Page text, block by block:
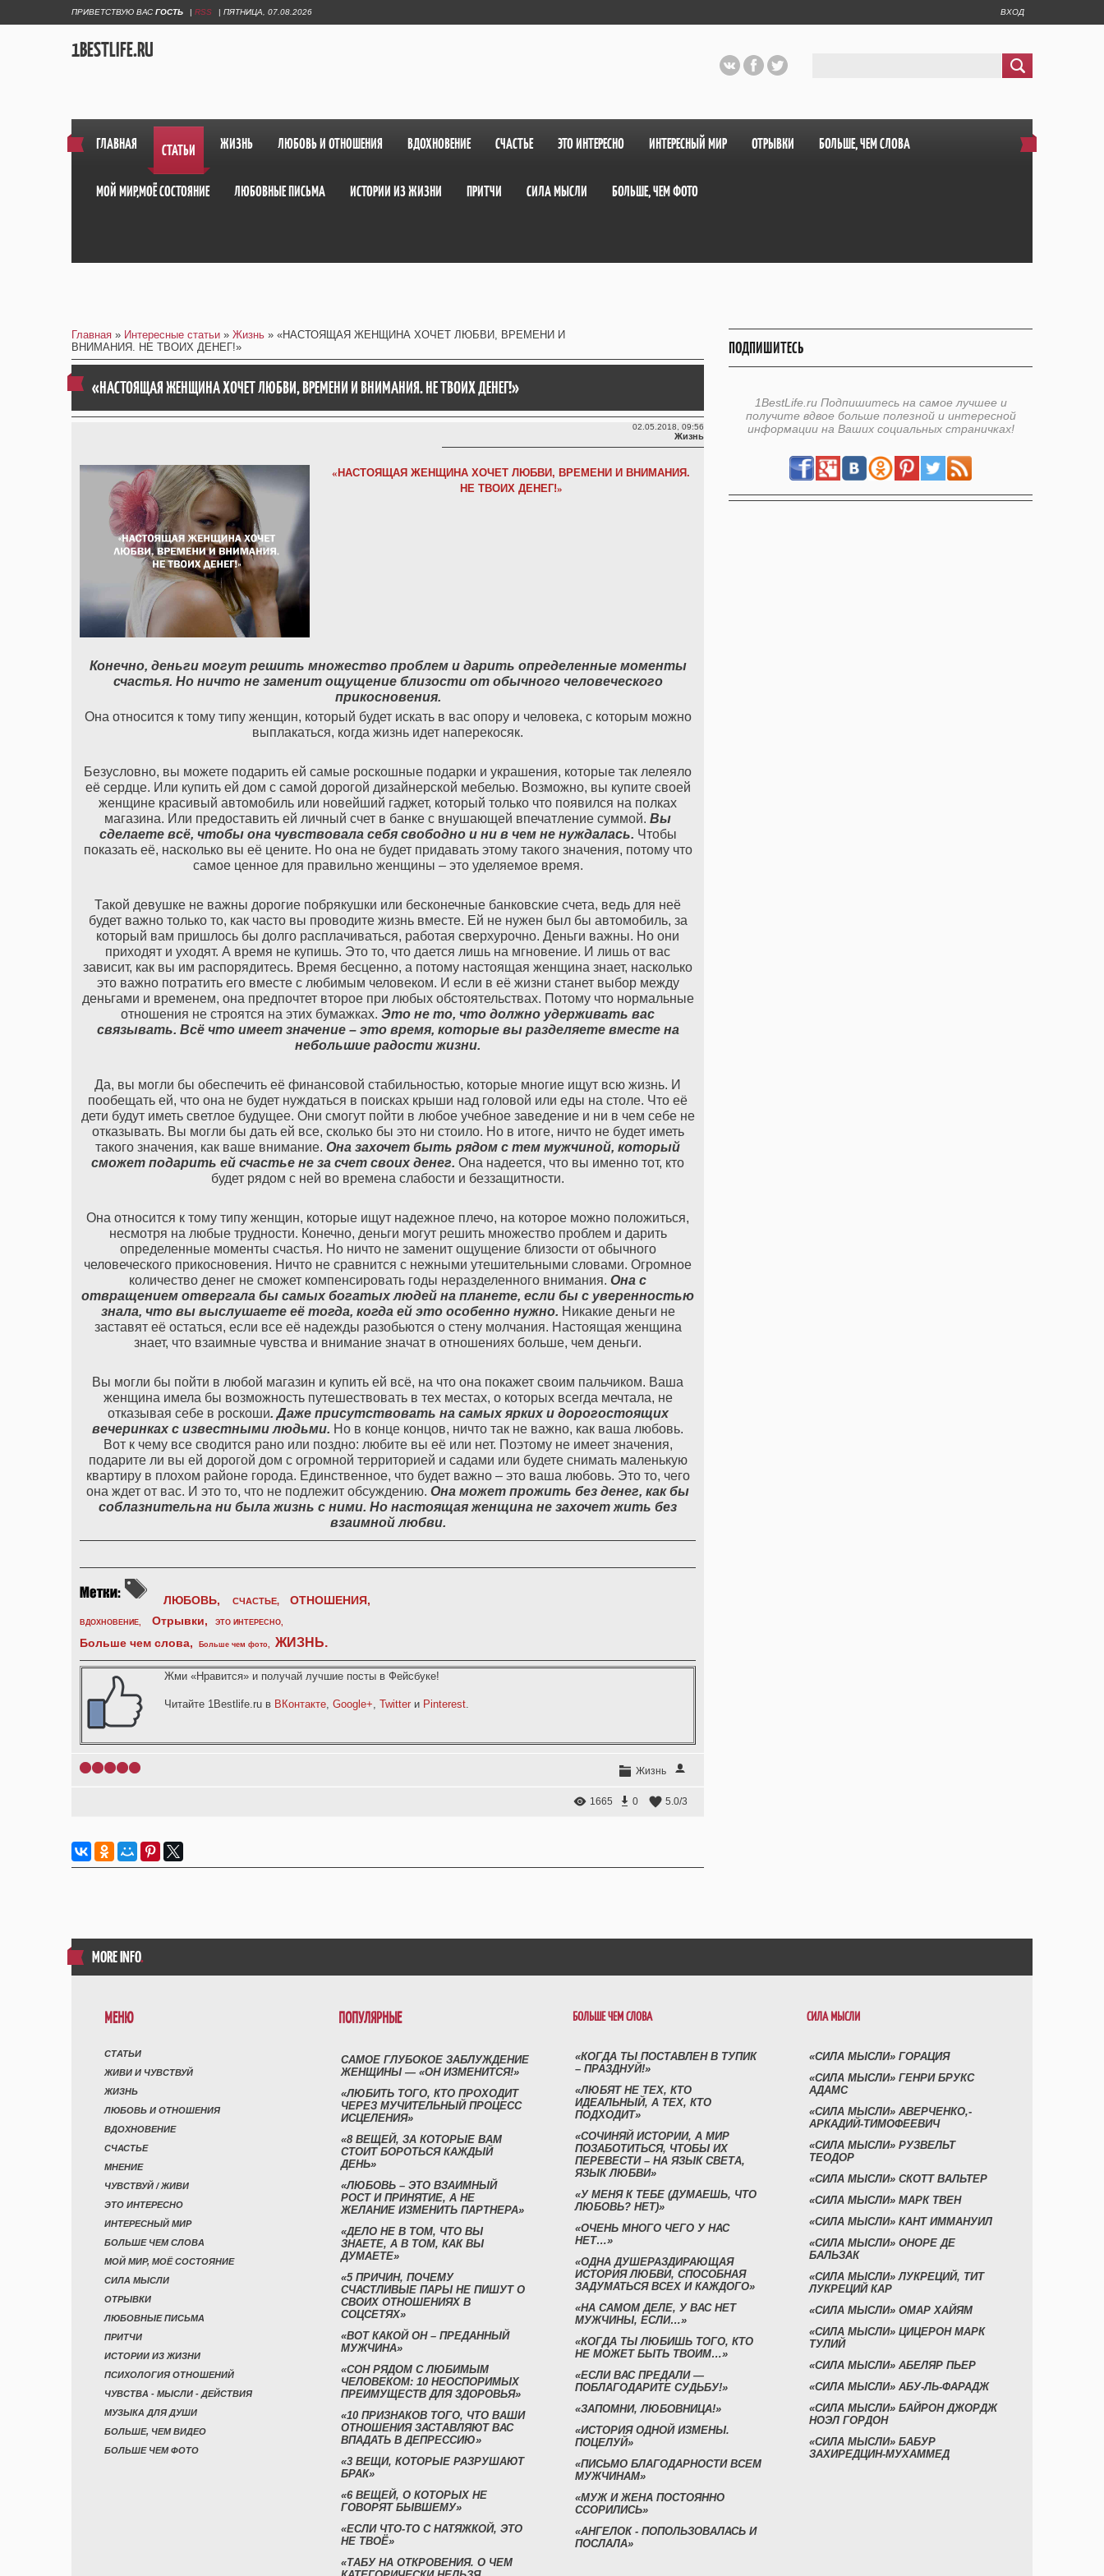
ПРИВЕТСТВУЮ ВАС ГОСТЬ | RSS | ПЯТНИЦА, 07.08.2026 ВХОД
1BESTLIFE.RU
ГЛАВНАЯ СТАТЬИ ЖИЗНЬ ЛЮБОВЬ И ОТНОШЕНИЯ ВДОХНОВЕНИЕ СЧАСТЬЕ ЭТО ИНТЕРЕСНО ИНТЕРЕСНЫЙ МИР ОТРЫВКИ БОЛЬШЕ, ЧЕМ СЛОВА
МОЙ МИР,МОЁ СОСТОЯНИЕ ЛЮБОВНЫЕ ПИСЬМА ИСТОРИИ ИЗ ЖИЗНИ ПРИТЧИ СИЛА МЫСЛИ БОЛЬШЕ, ЧЕМ ФОТО
Главная » Интересные статьи » Жизнь » «НАСТОЯЩАЯ ЖЕНЩИНА ХОЧЕТ ЛЮБВИ, ВРЕМЕНИ И
ВНИМАНИЯ. НЕ ТВОИХ ДЕНЕГ!»
«НАСТОЯЩАЯ ЖЕНЩИНА ХОЧЕТ ЛЮБВИ, ВРЕМЕНИ И ВНИМАНИЯ. НЕ ТВОИХ ДЕНЕГ!»
02.05.2018, 09:56
Жизнь
« НАСТОЯЩАЯ ЖЕНЩИНА ХОЧЕТ ЛЮБВИ, ВРЕМЕНИ И ВНИМАНИЯ.
НЕ ТВОИХ ДЕНЕГ!»
Конечно, деньги могут решить множество проблем и дарить определенные моменты
счастья. Но ничто не заменит ощущение близости от обычного человеческого
прикосновения.
Она относится к тому типу женщин, который будет искать в вас опору и человека, с которым можно
выплакаться, когда жизнь идет наперекосяк.
Безусловно, вы можете подарить ей самые роскошные подарки и украшения, которые так лелеяло
её сердце. Или купить ей дом с самой дорогой дизайнерской мебелью. Возможно, вы купите своей
женщине красивый автомобиль или новейший гаджет, который только что появился на полках
магазина. Или предоставить ей личный счет в банке с внушающей впечатление суммой. Вы
сделаете всё, чтобы она чувствовала себя свободно и ни в чем не нуждалась. Чтобы
показать её, насколько вы её цените. Но она не будет придавать этому такого значения, потому что
самое ценное для правильно женщины – это уделяемое время.
Такой девушке не важны дорогие побрякушки или бесконечные банковские счета, ведь для неё
будет важно только то, как часто вы проводите жизнь вместе. Ей не нужен был бы автомобиль, за
который вам пришлось бы долго расплачиваться, работая сверхурочно. Деньги важны. Но они
приходят и уходят. А время не купишь. Это то, что дается лишь на мгновение. И лишь от вас
зависит, как вы им распорядитесь. Время бесценно, а потому настоящая женщина знает, насколько
это важно потратить его вместе с любимым человеком. И если в её жизни станет выбор между
деньгами и временем, она предпочтет второе при любых обстоятельствах. Потому что нормальные
отношения не строятся на этих бумажках. Это не то, что должно удерживать вас
связывать. Всё что имеет значение – это время, которые вы разделяете вместе на
небольшие радости жизни.
Да, вы могли бы обеспечить её финансовой стабильностью, которые многие ищут всю жизнь. И
пообещать ей, что она не будет нуждаться в поисках крыши над головой или еды на столе. Что её
дети будут иметь светлое будущее. Они смогут пойти в любое учебное заведение и ни в чем себе не
отказывать. Вы могли бы дать ей все, сколько бы это ни стоило. Но в итоге, ничто не будет иметь
такого значения, как ваше внимание. Она захочет быть рядом с тем мужчиной, который
сможет подарить ей счастье не за счет своих денег. Она надеется, что вы именно тот, кто
будет рядом с ней во времена слабости и беззащитности.
Она относится к тому типу женщин, которые ищут надежное плечо, на которое можно положиться,
несмотря на любые трудности. Конечно, деньги могут решить множество проблем и дарить
определенные моменты счастья. Но ничто не заменит ощущение близости от обычного
человеческого прикосновения. Ничто не сравнится с нежными утешительными словами. Огромное
количество денег не сможет компенсировать годы неразделенного внимания. Она с
отвращением отвергала бы самых богатых людей на планете, если бы с уверенностью
знала, что вы выслушаете её тогда, когда ей это особенно нужно. Никакие деньги не
заставят её остаться, если все её надежды разобьются о стену молчания. Настоящая женщина
знает, что взаимные чувства и внимание значат в отношениях больше, чем деньги.
Вы могли бы пойти в любой магазин и купить ей всё, на что она покажет своим пальчиком. Ваша
женщина имела бы возможность путешествовать в тех местах, о которых всегда мечтала, не
отказывая себе в роскоши.Даже присутствовать на самых ярких и дорогостоящих
вечеринках с известными людьми. Но в конце концов, ничто так не важно, как ваша любовь.
Вот к чему все сводится рано или поздно: любите вы её или нет. Поэтому не имеет значения,
подарите ли вы ей дорогой дом с огромной территорией и садами или будете снимать маленькую
квартиру в плохом районе города. Единственное, что будет важно – это ваша любовь. Это то, чего
она ждет от вас. И это то, что не подлежит обсуждению. Она может прожить без денег, как бы
соблазнительна ни была жизнь с ними. Но настоящая женщина не захочет жить без
взаимной любви.
ЛЮБОВЬ, СЧАСТЬЕ, ОТНОШЕНИЯ,
ВДОХНОВЕНИЕ, Отрывки, ЭТО ИНТЕРЕСНО,
Больше чем слова, Больше чем фото, ЖИЗНЬ.
Жми «Нравится» и получай лучшие посты в Фейсбуке!
Читайте 1Bestlife.ru в ВКонтакте, Google+, Twitter и Pinterest.
1 2 3 4 Жизнь
1665 0 5.0/3
ПОДПИШИТЕСЬ
1BestLife.ru Подпишитесь на самое лучшее и
получите вдвое больше полезной и интересной
информации на Ваших социальных страничках!
MORE INFO.
МЕНЮ
СТАТЬИ
ЖИВИ И ЧУВСТВУЙ
ЖИЗНЬ
ЛЮБОВЬ И ОТНОШЕНИЯ
ВДОХНОВЕНИЕ
СЧАСТЬЕ
МНЕНИЕ
ЧУВСТВУЙ / ЖИВИ
ЭТО ИНТЕРЕСНО
ИНТЕРЕСНЫЙ МИР
БОЛЬШЕ ЧЕМ СЛОВА
МОЙ МИР, МОЁ СОСТОЯНИЕ
СИЛА МЫСЛИ
ОТРЫВКИ
ЛЮБОВНЫЕ ПИСЬМА
ПРИТЧИ
ИСТОРИИ ИЗ ЖИЗНИ
ПСИХОЛОГИЯ ОТНОШЕНИЙ
ЧУВСТВА - МЫСЛИ - ДЕЙСТВИЯ
МУЗЫКА ДЛЯ ДУШИ
БОЛЬШЕ, ЧЕМ ВИДЕО
БОЛЬШЕ ЧЕМ ФОТО
ПОПУЛЯРНЫЕ
САМОЕ ГЛУБОКОЕ ЗАБЛУЖДЕНИЕ
ЖЕНЩИНЫ — «ОН ИЗМЕНИТСЯ!»
«ЛЮБИТЬ ТОГО, КТО ПРОХОДИТ
ЧЕРЕЗ МУЧИТЕЛЬНЫЙ ПРОЦЕСС
ИСЦЕЛЕНИЯ»
«8 ВЕЩЕЙ, ЗА КОТОРЫЕ ВАМ
СТОИТ БОРОТЬСЯ КАЖДЫЙ
ДЕНЬ»
«ЛЮБОВЬ – ЭТО ВЗАИМНЫЙ
РОСТ И ПРИНЯТИЕ, А НЕ
ЖЕЛАНИЕ ИЗМЕНИТЬ ПАРТНЕРА»
«ДЕЛО НЕ В ТОМ, ЧТО ВЫ
ЗНАЕТЕ, А В ТОМ, КАК ВЫ
ДУМАЕТЕ»
«5 ПРИЧИН, ПОЧЕМУ
СЧАСТЛИВЫЕ ПАРЫ НЕ ПИШУТ О
СВОИХ ОТНОШЕНИЯХ В
СОЦСЕТЯХ»
«ВОТ КАКОЙ ОН – ПРЕДАННЫЙ
МУЖЧИНА»
«СОН РЯДОМ С ЛЮБИМЫМ
ЧЕЛОВЕКОМ: 10 НЕОСПОРИМЫХ
ПРЕИМУЩЕСТВ ДЛЯ ЗДОРОВЬЯ»
«10 ПРИЗНАКОВ ТОГО, ЧТО ВАШИ
ОТНОШЕНИЯ ЗАСТАВЛЯЮТ ВАС
ВПАДАТЬ В ДЕПРЕССИЮ»
«3 ВЕЩИ, КОТОРЫЕ РАЗРУШАЮТ
БРАК»
«6 ВЕЩЕЙ, О КОТОРЫХ НЕ
ГОВОРЯТ БЫВШЕМУ»
«ЕСЛИ ЧТО-ТО С НАТЯЖКОЙ, ЭТО
НЕ ТВОЁ»
«ТАБУ НА ОТКРОВЕНИЯ. О ЧЕМ
БОЛЬШЕ ЧЕМ СЛОВА
«КОГДА ТЫ ПОСТАВЛЕН В ТУПИК
– ПРАЗДНУЙ!»
«ЛЮБЯТ НЕ ТЕХ, КТО
ИДЕАЛЬНЫЙ, А ТЕХ, КТО
ПОДХОДИТ»
«СОЧИНЯЙ ИСТОРИИ, А МИР
ПОЗАБОТИТЬСЯ, ЧТОБЫ ИХ
ПЕРЕВЕСТИ – НА ЯЗЫК СВЕТА,
ЯЗЫК ЛЮБВИ»
«У МЕНЯ К ТЕБЕ (ДУМАЕШЬ, ЧТО
ЛЮБОВЬ? НЕТ)»
«ОЧЕНЬ МНОГО ЧЕГО У НАС
НЕТ…»
«ОДНА ДУШЕРАЗДИРАЮЩАЯ
ИСТОРИЯ ЛЮБВИ, СПОСОБНАЯ
ЗАДУМАТЬСЯ ВСЕХ И КАЖДОГО»
«НА САМОМ ДЕЛЕ, У ВАС НЕТ
МУЖЧИНЫ, ЕСЛИ…»
«КОГДА ТЫ ЛЮБИШЬ ТОГО, КТО
НЕ МОЖЕТ БЫТЬ ТВОИМ…»
«ЕСЛИ ВАС ПРЕДАЛИ —
ПОБЛАГОДАРИТЕ СУДЬБУ!»
«ЗАПОМНИ, ЛЮБОВНИЦА!»
«ИСТОРИЯ ОДНОЙ ИЗМЕНЫ.
ПОЦЕЛУЙ»
«ПИСЬМО БЛАГОДАРНОСТИ ВСЕМ
МУЖЧИНАМ»
«МУЖ И ЖЕНА ПОСТОЯННО
ССОРИЛИСЬ»
«АНГЕЛОК - ПОПОЛЬЗОВАЛАСЬ И
ПОСЛАЛА»
СИЛА МЫСЛИ
«СИЛА МЫСЛИ» ГОРАЦИЯ
«СИЛА МЫСЛИ» ГЕНРИ БРУКС
АДАМС
«СИЛА МЫСЛИ» АВЕРЧЕНКО,-
АРКАДИЙ-ТИМОФЕЕВИЧ
«СИЛА МЫСЛИ» РУЗВЕЛЬТ
ТЕОДОР
«СИЛА МЫСЛИ» СКОТТ ВАЛЬТЕР
«СИЛА МЫСЛИ» МАРК ТВЕН
«СИЛА МЫСЛИ» КАНТ ИММАНУИЛ
«СИЛА МЫСЛИ» ОНОРЕ ДЕ
БАЛЬЗАК
«СИЛА МЫСЛИ» ЛУКРЕЦИЙ, ТИТ
ЛУКРЕЦИЙ КАР
«СИЛА МЫСЛИ» ОМАР ХАЙЯМ
«СИЛА МЫСЛИ» ЦИЦЕРОН МАРК
ТУЛИЙ
«СИЛА МЫСЛИ» АБЕЛЯР ПЬЕР
«СИЛА МЫСЛИ» АБУ-ЛЬ-ФАРАДЖ
«СИЛА МЫСЛИ» БАЙРОН ДЖОРДЖ
НОЭЛ ГОРДОН
«СИЛА МЫСЛИ» БАБУР
ЗАХИРЕДЦИН-МУХАММЕД